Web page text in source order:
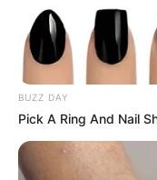
BUZZ DAY
Pick A Ring And Nail